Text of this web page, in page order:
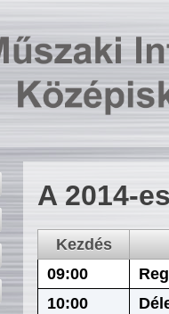
A 2014-
Kezdés
09:00
10:00